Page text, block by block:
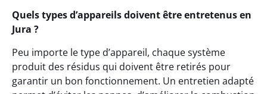
Quels types d’appareils doivent être entretenus en
Jura ?
Peu importe le type d’appareil, chaque système
produit des résidus qui doivent être retirés pour
garantir un bon fonctionnement. Un entretien adapté